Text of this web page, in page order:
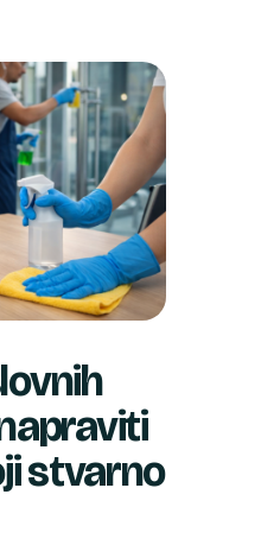
stvarno